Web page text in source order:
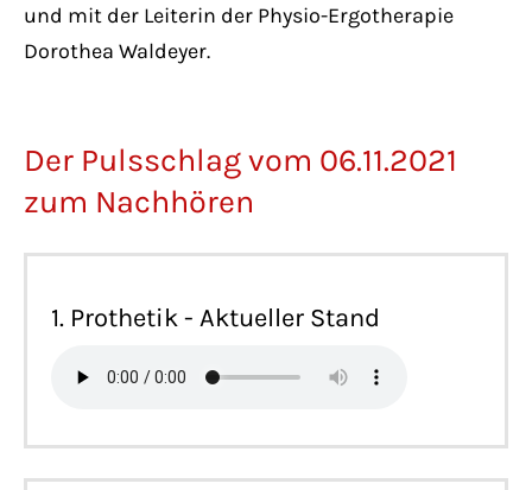
und mit der Leiterin der Physio-Ergotherapie
Dorothea Waldeyer.
Der Pulsschlag vom 06.11.2021
zum Nachhören
1. Prothetik - Aktueller Stand